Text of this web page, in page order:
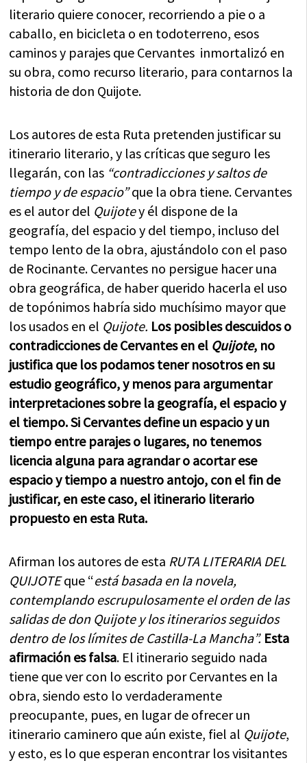
literario quiere conocer, recorriendo a pie o a
caballo, en bicicleta o en todoterreno, esos
caminos y parajes que Cervantes inmortalizó en
su obra, como recurso literario, para contarnos la
historia de don Quijote.
Los autores de esta Ruta pretenden justificar su
itinerario literario, y las críticas que seguro les
llegarán, con las “contradicciones y saltos de
tiempo y de espacio”que la obra tiene. Cervantes
es el autor del Quijotey él dispone de la
geografía, del espacio y del tiempo, incluso del
tempo lento de la obra, ajustándolo con el paso
de Rocinante. Cervantes no persigue hacer una
obra geográfica, de haber querido hacerla el uso
de topónimos habría sido muchísimo mayor que
los usados en el Quijote. Los posibles descuidos o
contradicciones de Cervantes en el Quijote, no
justifica que los podamos tener nosotros en su
estudio geográfico, y menos para argumentar
interpretaciones sobre la geografía, el espacio y
el tiempo. Si Cervantes define un espacio y un
tiempo entre parajes o lugares, no tenemos
licencia alguna para agrandar o acortar ese
espacio y tiempo a nuestro antojo, con el fin de
justificar, en este caso, el itinerario literario
propuesto en esta Ruta.
Afirman los autores de esta RUTA LITERARIA DEL
QUIJOTEque “está basada en la novela,
contemplando escrupulosamente el orden de las
salidas de don Quijote y los itinerarios seguidos
dentro de los límites de Castilla-La Mancha”. Esta
afirmación es falsa. El itinerario seguido nada
tiene que ver con lo escrito por Cervantes en la
obra, siendo esto lo verdaderamente
preocupante, pues, en lugar de ofrecer un
itinerario caminero que aún existe, fiel al Quijote,
y esto, es lo que esperan encontrar los visitantes